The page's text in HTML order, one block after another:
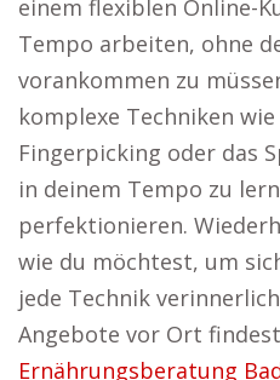
einem flexiblen Online-
Tempo arbeiten, ohne
vorankommen zu
komplexe Techniken
Fingerpicking oder das
in deinem Tempo zu
perfektionieren.
wie du möchtest, um
jede Technik
Angebote vor Ort
Ernährungsberatung